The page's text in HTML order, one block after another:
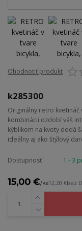
Ohodnotiť produkt
k285300
Originálny retro
kombinácii ozdobí váš
kýblikom na kvety dodá
ideálny aj ako štýlový
Dostupnosť 1 - 3
15,00 €/ks12,20 €bez